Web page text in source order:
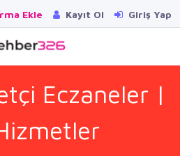
Ekle Kayıt Ol Giriş Yap
Eczaneler |